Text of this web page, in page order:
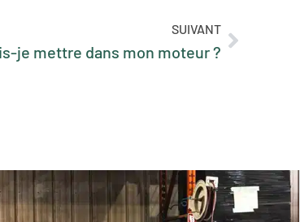
SUIVANT
je mettre dans mon moteur ?